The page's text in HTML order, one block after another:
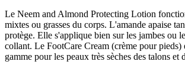
Le Neem and Almond Protecting Lotion
mixtes ou grasses du corps. L'amande apaise
protège. Elle s'applique bien sur les jambes ou
collant. Le FootCare Cream (crème pour pieds)
gamme pour les peaux très sèches des talons et